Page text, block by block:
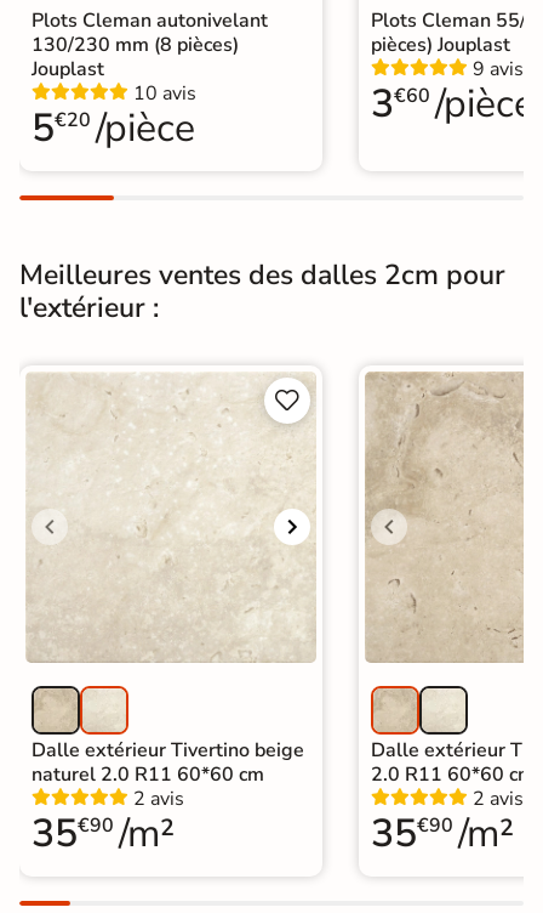
Conditionnement Boite
Choix
Normes Certification CE
Type de pose
Pose collée
Pose sur plots
Pose sur plots
Utilisation
5 plots par dalle préconisé par le
fabricant pour une résistance accrue.
Catégories
Carrelage 60x60 Carrelage Gris
Carrelage Blanc
Carrelage sur plot effet pierre
Carrelage intérieur / extérieur
identique
Plots Cleman autonivelant
130/230 mm (8 pièces)
Jouplast
10 avis
5€20 /pièce
Plots Cleman 55/
pièces) Jouplast
9 avis
3€60 /pièce
Meilleures ventes des dalles 2cm pour
l'extérieur :


Dalle extérieur Tivertino beige
naturel 2.0 R11 60*60 cm
2 avis
35€90 /m²
Dalle extérieur
2.0 R11 60*60 cm
2 avis
35€90 /m²